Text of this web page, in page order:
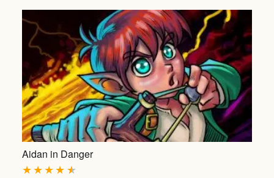
Aidan in Danger
★
★
★
★
★